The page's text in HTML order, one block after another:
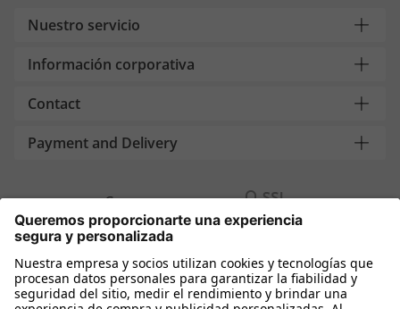
Nuestro servicio
Información corporativa
Contact
Payment and Delivery
Compra segura con
Más tiendas online